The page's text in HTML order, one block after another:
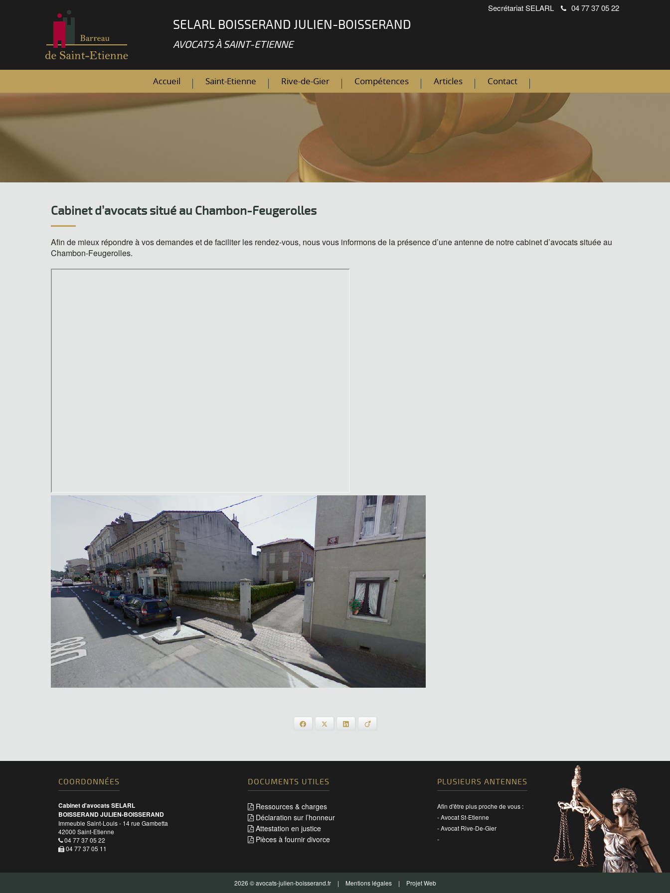
SecrétariatSELARL 04 77 37 05 22
SELARL BOISSERAND JULIEN-BOISSERAND
AVOCATS À SAINT-ETIENNE
Accueil Saint-Etienne Rive-de-Gier Compétences Articles Contact
Cabinet d’avocats situé au Chambon-Feugerolles
Afin de mieux répondre à vos demandes et de faciliter les rendez-vous, nous vous informons de la présence d’une antenne de notre cabinet d’avocats située au
Chambon-Feugerolles.
Facebook LinkedIn
COORDONNÉES
Cabinet d'avocats SELARL
BOISSERAND JULIEN-BOISSERAND
Immeuble Saint-Louis - 14 rue Gambetta
42000 Saint-Etienne
04 77 37 05 22
04 77 37 05 11
DOCUMENTS UTILES
Ressources & charges
Déclaration sur l’honneur
Attestation en justice
Pièces à fournir divorce
PLUSIEURS ANTENNES
Afin d'être plus proche de vous :
-Avocat St-Etienne
-Avocat Rive-De-Gier
-
2026 © avocats-julien-boisserand.fr | Mentions légales | Projet Web